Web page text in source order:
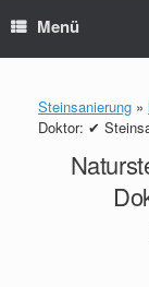
Menü
Steinsanierung »
Doktor: ✔